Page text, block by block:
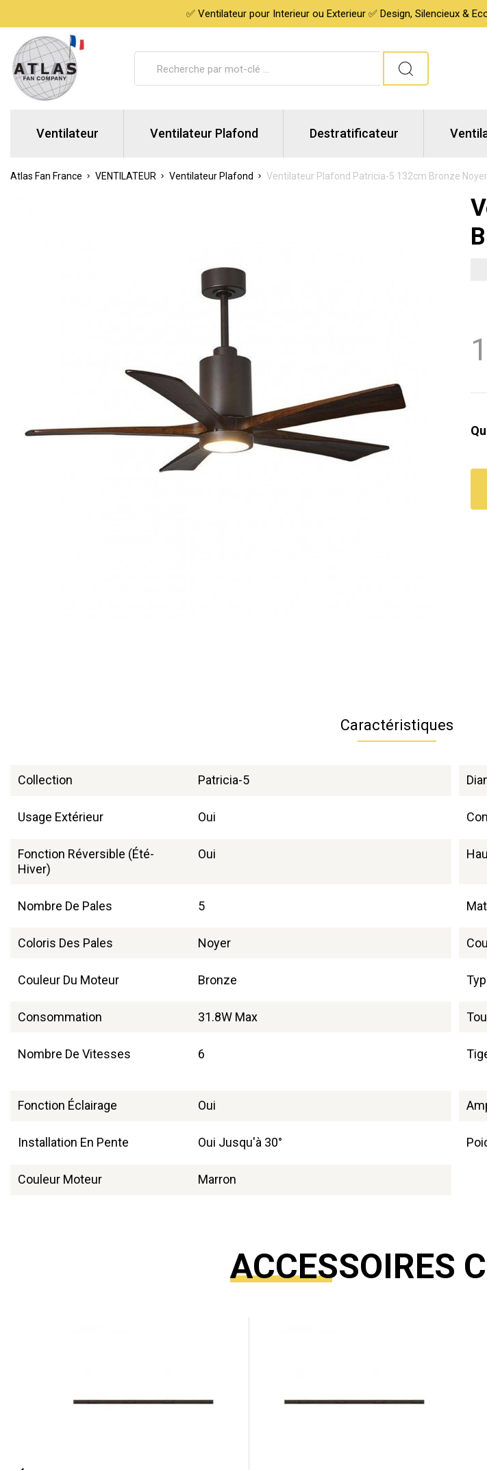
✅ Ventilateur pour Interieur ou Exterieur ✅ Design, Silencieux &
Ventilateur Ventilateur Plafond Destratificateur
Atlas Fan France VENTILATEUR Ventilateur Plafond Ventilateur Plafond Patricia-5 132cm Bronze Noyer
Caractéristiques
Collection Patricia-5
Usage Extérieur Oui
Fonction Réversible (été-
Hiver)
Oui
Nombre De Pales 5
Coloris Des Pales Noyer
Couleur Du Moteur Bronze
Consommation 31.8W Max
Nombre De Vitesses 6
Fonction Éclairage Oui
Installation En Pente Oui Jusqu'à 30°
Couleur Moteur Marron
ACCESSOIRES